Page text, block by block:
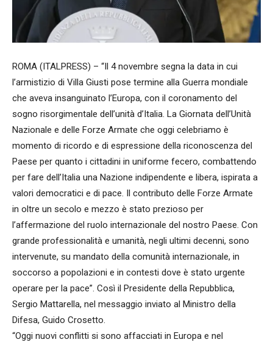
ROMA (ITALPRESS) – “Il 4 novembre segna la data in cui
l’armistizio di Villa Giusti pose termine alla Guerra mondiale
che aveva insanguinato l’Europa, con il coronamento del
sogno risorgimentale dell’unità d’Italia. La Giornata dell’Unità
Nazionale e delle Forze Armate che oggi celebriamo è
momento di ricordo e di espressione della riconoscenza del
Paese per quanto i cittadini in uniforme fecero, combattendo
per fare dell’Italia una Nazione indipendente e libera, ispirata a
valori democratici e di pace. Il contributo delle Forze Armate
in oltre un secolo e mezzo è stato prezioso per
l’affermazione del ruolo internazionale del nostro Paese. Con
grande professionalità e umanità, negli ultimi decenni, sono
intervenute, su mandato della comunità internazionale, in
soccorso a popolazioni e in contesti dove è stato urgente
operare per la pace”. Così il Presidente della Repubblica,
Sergio Mattarella, nel messaggio inviato al Ministro della
Difesa, Guido Crosetto.
“Oggi nuovi conflitti si sono affacciati in Europa e nel